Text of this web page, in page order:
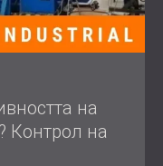
на
Контрол на